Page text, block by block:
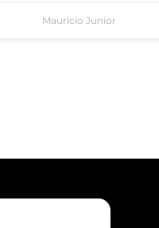
Mauricio Junior